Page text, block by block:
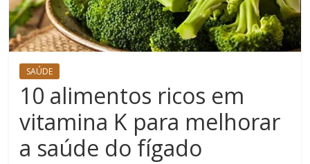
SAÚDE
10 alimentos ricos em
vitamina K para melhorar
a saúde do fígado